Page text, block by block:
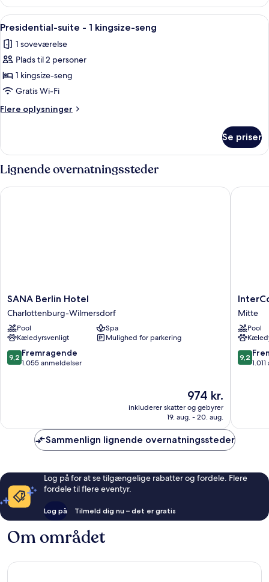
Superior
Room
Indlæs
alle
billeder
af
Presidential-
suite
-
1
seng
En moderne stue med sofa,
12
Presidential-suite - 1 kingsize-seng
1 soveværelse
Plads til 2 personer
1 kingsize-seng
Gratis Wi-Fi
Flere oplysninger
Flere
suite
1
seng
Se priser
Lignende overnatningssteder
SANA
Berlin
Hotel
Charlottenburg-
Wilmersdorf
SANA Berlin Hotel
Charlottenburg-Wilmersdorf
Pool
Spa
Kæledyrsvenligt
Mulighed for parkering
9.2
ud
9,2 Fremragende
1.055 anmeldelser
Prisen
er
974 kr.
974 kr.
inkluderer skatter og gebyrer
19. aug. - 20. aug.
SANA Berlin Hotel
Berlin
by
IHG
Mitte
Mitte
Pool
9.2
ud
9,2
Sammenlign lignende overnatningssteder
Log på for at se tilgængelige rabatter og fordele. Flere
fordele til flere eventyr.
Log på Tilmeld dig nu – det er gratis
Om området